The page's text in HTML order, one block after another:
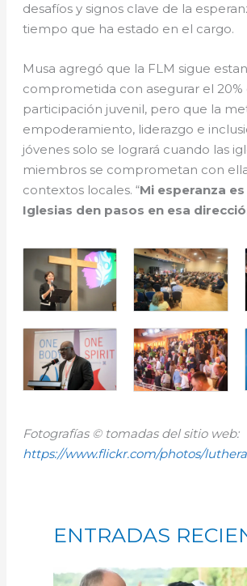
desafíos y signos clave de la
tiempo que ha estado en el cargo.
Musa agregó que la FLM sigue
comprometida con asegurar el 20%
participación juvenil, pero que la
empoderamiento, liderazgo e
jóvenes solo se logrará cuando las
miembros se comprometan con
contextos locales. “Mi esperanza
Iglesias den pasos en esa
Fotografías © tomadas del sitio web:
https://www.flickr.com/photos/
ENTRADAS